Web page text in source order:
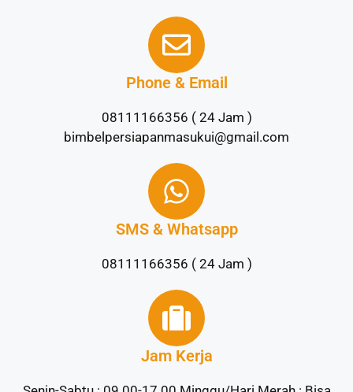
Phone & Email
08111166356 ( 24 Jam )
bimbelpersiapanmasukui@gmail.com
SMS & Whatsapp
08111166356 ( 24 Jam )
Jam Kerja